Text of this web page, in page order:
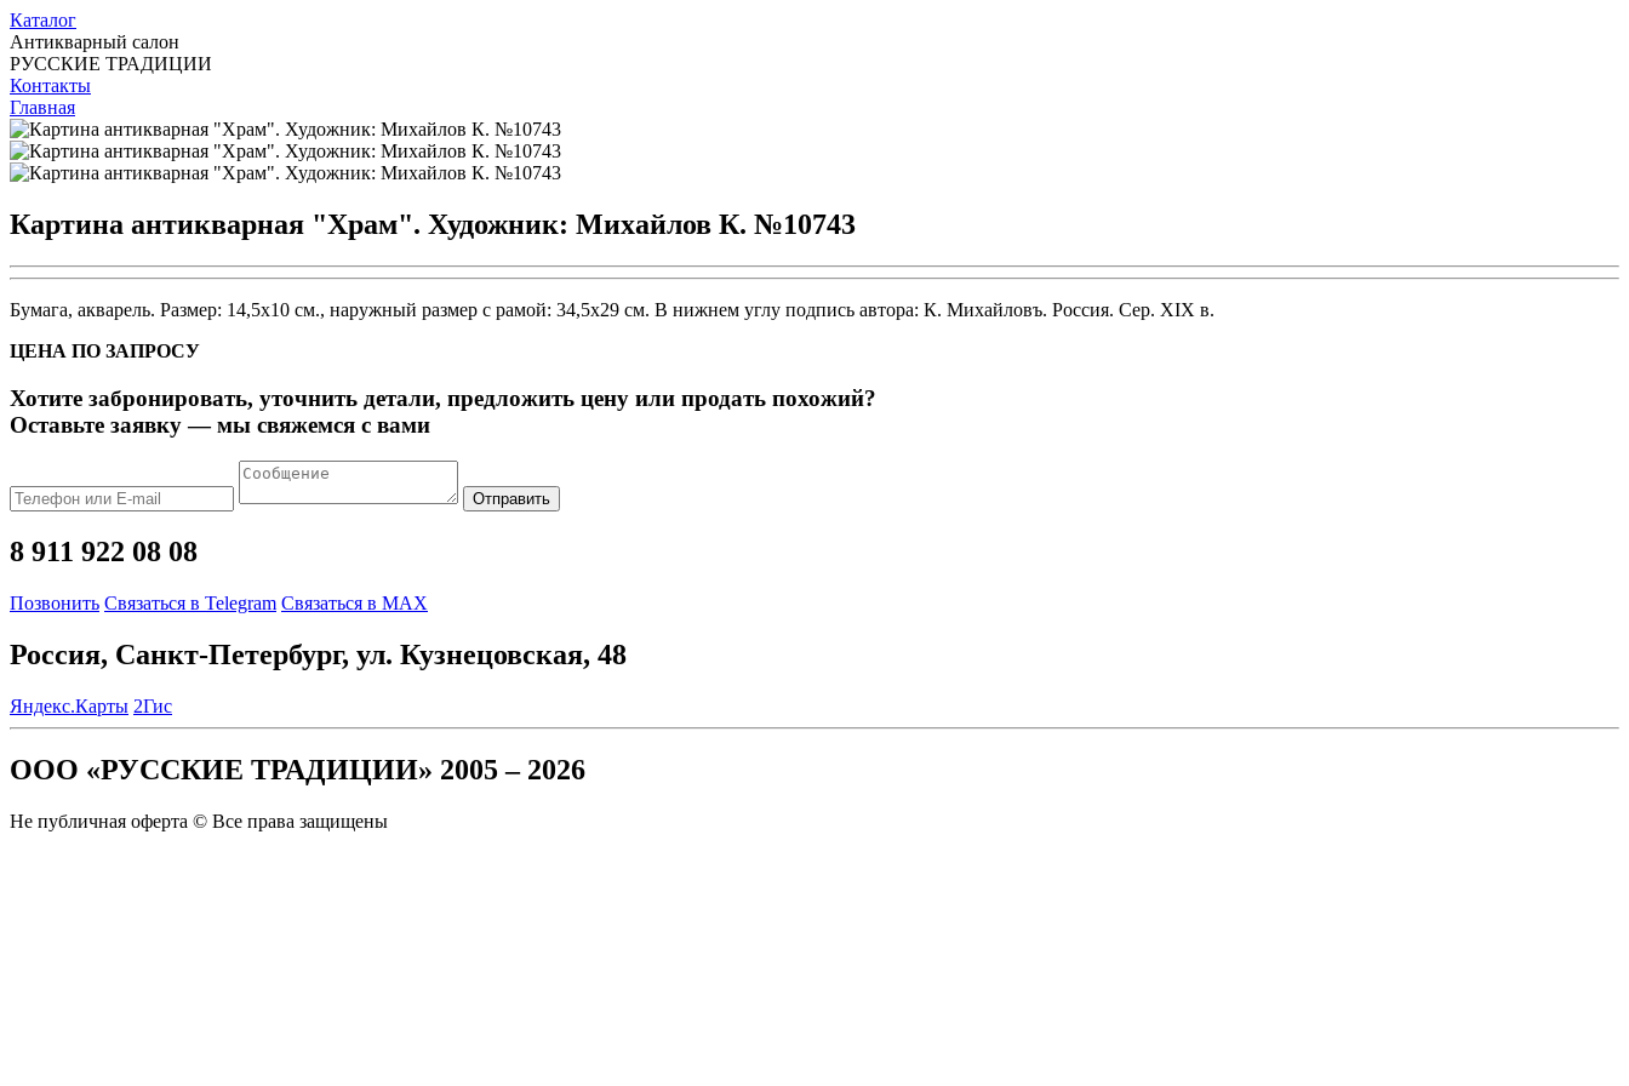
Каталог
Антикварный салон
РУССКИЕ ТРАДИЦИИ
Контакты
Главная
Картина антикварная "Храм". Художник: Михайлов К. №10743
Бумага, акварель. Размер: 14,5х10 см., наружный размер с рамой: 34,5х29 см. В нижнем углу подпись автора: К. Михайловъ. Россия. Сер. ХIХ в.
ЦЕНА ПО ЗАПРОСУ
Хотите забронировать, уточнить детали, предложить цену или продать похожий?
Оставьте заявку — мы свяжемся с вами
Отправить
8 911 922 08 08
Позвонить Связаться в Telegram Связаться в MAX
Россия, Санкт-Петербург, ул. Кузнецовская, 48
Яндекс.Карты 2Гис
ООО «РУССКИЕ ТРАДИЦИИ» 2005 – 2026
Не публичная оферта © Все права защищены